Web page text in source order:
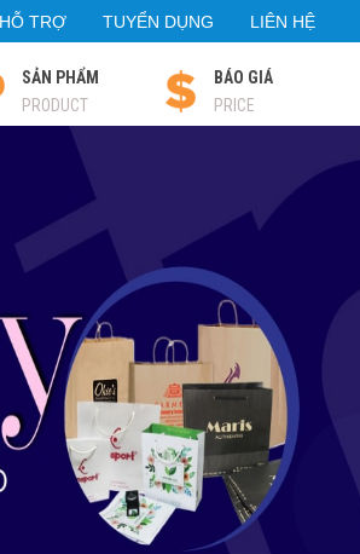
HỖ TRỢ TUYỂN DỤNG LIÊN HỆ
SẢN PHẨM
PRODUCT
BÁO GIÁ
PRICE